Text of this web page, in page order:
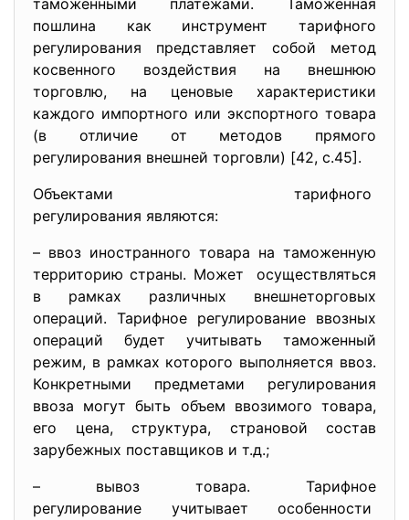
таможенными платежами. Таможенная
пошлина как инструмент тарифного
регулирования представляет собой метод
косвенного воздействия на внешнюю
торговлю, на ценовые характеристики
каждого импортного или экспортного товара
(в отличие от методов прямого
регулирования внешней торговли) [42, с.45].
Объектами тарифного
регулирования являются:
– ввоз иностранного товара на таможенную
территорию страны. Может осуществляться
в рамках различных внешнеторговых
операций. Тарифное регулирование ввозных
операций будет учитывать таможенный
режим, в рамках которого выполняется ввоз.
Конкретными предметами регулирования
ввоза могут быть объем ввозимого товара,
его цена, структура, страновой состав
зарубежных поставщиков и т.д.;
– вывоз товара. Тарифное
регулирование учитывает особенности